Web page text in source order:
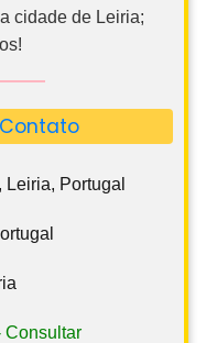
cidade de Leiria;
Leiria, Portugal
Consultar